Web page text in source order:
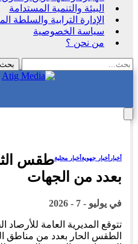
البيئة والتنمية المستدامة
الإدارة الترابية والسلطة
سياسة الخصوصية
من نحن ؟
أخبار أخبار جهويةأخبار محليةطقس
بعدد من الجهات
في يوليو - 7 - 2026
تتوقع المديرية العامة للأرصاد
الطقس الحار بعدد من مناطق